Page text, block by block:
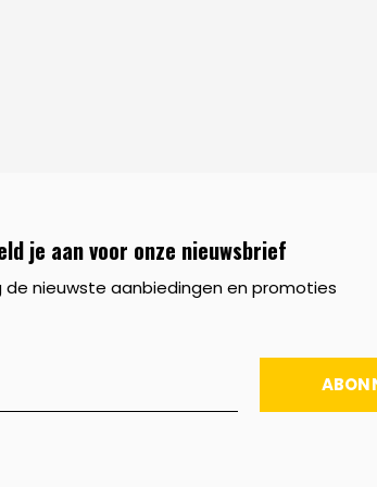
je aan voor onze nieuwsbrief
de nieuwste aanbiedingen en promoties